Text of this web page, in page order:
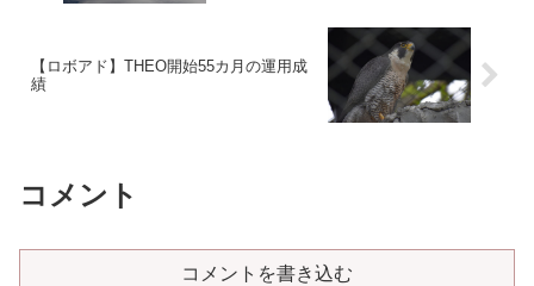
【ロボアド】THEO開始55カ月の運用成
績
コメント
コメントを書き込む